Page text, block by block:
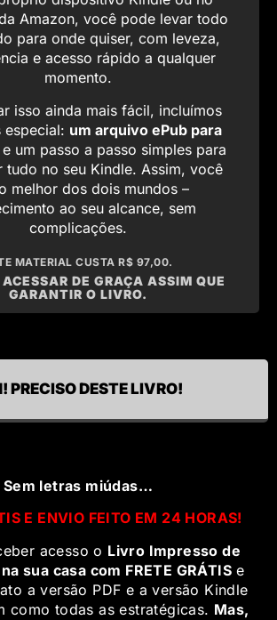
Amazon, você pode levar todo
para onde quiser, com leveza,
e acesso rápido a qualquer
momento.
isso ainda mais fácil, incluímos
especial: um arquivo ePub para
e um passo a passo simples para
tudo no seu Kindle. Assim, você
melhor dos dois mundos –
ao seu alcance, sem
complicações.
MATERIAL CUSTA R$ 97,00.
DE GRAÇA ASSIM QUE
GARANTIR O LIVRO.
PRECISO DESTE LIVRO!
Sem letras miúdas…
E ENVIO FEITO EM 24 HORAS!
acesso o Livro Impresso de
sua casa com FRETE GRÁTIS e
a versão PDF e a versão Kindle
como todas as estratégicas. Mas,